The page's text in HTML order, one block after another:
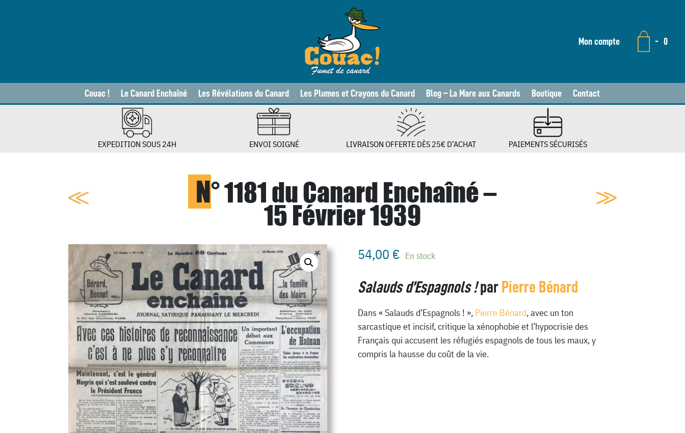
Mon compte - 0
Couac ! Le Canard Enchaîné Les Révélations du Canard Les Plumes et Crayons du Canard Blog – La Mare aux Canards Boutique Contact
EXPEDITION SOUS 24H ENVOI SOIGNÉ LIVRAISON OFFERTE DÈS 25€ D’ACHAT PAIEMENTS SÉCURISÉS
N° 1181 du Canard Enchaîné –
15 Février 1939
54,00 € En stock
Salauds d’Espagnols !par Pierre Bénard
Dans « Salauds d’Espagnols ! », Pierre Bénard, avec un ton
sarcastique et incisif, critique la xénophobie et l’hypocrisie des
Français qui accusent les réfugiés espagnols de tous les maux, y
compris la hausse du coût de la vie.